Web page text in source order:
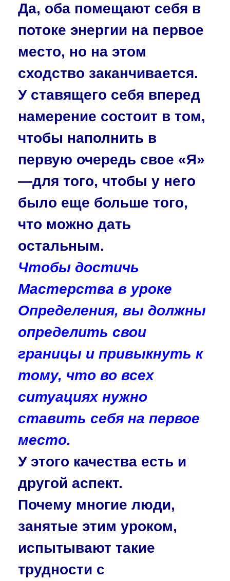
Да, оба помещают себя в
потоке энергии на первое
место, но на этом
сходство заканчи­вается.
У ставящего себя вперед
намерение состоит в том,
что­бы наполнить в
первую очередь свое «Я»
—для того, чтобы у него
было еще больше того,
что можно дать
остальным.
Чтобы достичь
Мастерства в уроке
Определения, вы должны
опреде­лить свои
границы и привыкнуть к
тому, что во всех
ситуациях нужно
ставить себя на первое
место.
У этого качества есть и
другой аспект.
Почему многие люди,
занятые этим уроком,
испытывают такие
трудности с